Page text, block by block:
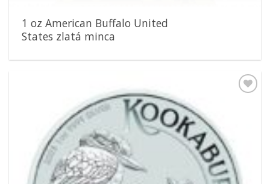
1 oz American Buffalo United
States zlatá minca